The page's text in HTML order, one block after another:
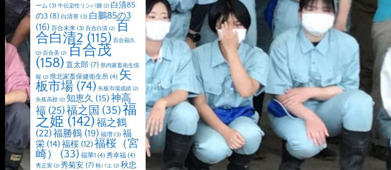
ーム (3) 牛伝染性リンパ腫 (2) 白清85
の3 (8) 白清誉 (3) 白鵬85の3
(16) 百合未来 (3) 百合白清 (2) 百
合白清2 (115) 百合福久
(2) 百合美 (2)
百合茂
(158) 直太郎 (7) 県内家畜衛生情
報 (2) 県北家畜保健衛生所 (4) 矢
板市場 (74) 矢板市場成績 (2)
矢板高校 (2) 知恵久 (15) 神高
福 (25)福之国 (35)福
之姫 (142)福之鶴
(22)福勝鶴 (19) 福増 (3) 福
栄 (14) 福桜 (12)福桜（宮
崎）
(33) 福華1 (4) 秀幸福 (4)
秀正実 (2) 秀菊安 (7) 秋バエ (2) 秋忠